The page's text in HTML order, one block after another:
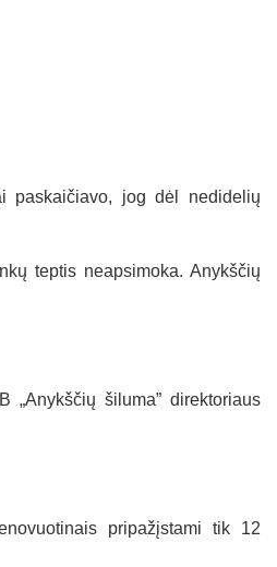
paskaičiavo, jog dėl nedidelių
teptis neapsimoka. Anykščių
„Anykščių šiluma” direktoriaus
pripažįstami tik 12